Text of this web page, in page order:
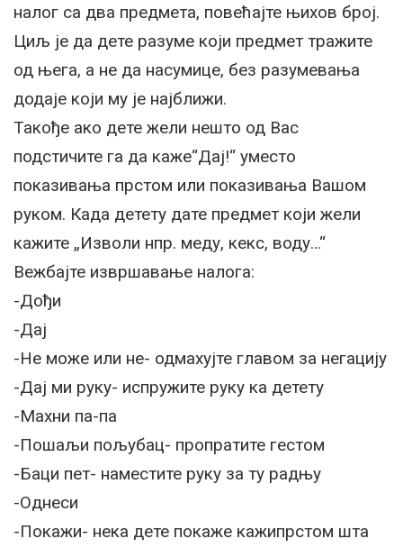
налог са два предмета, повећајте њихов број.
Циљ је да дете разуме који предмет тражите
од њега, а не да насумице, без разумевања
додаје који му је најближи.
Такође ако дете жели нешто од Вас
подстичите га да каже“Дај!“ уместо
показивања прстом или показивања Вашом
руком. Када детету дате предмет који жели
кажите „Изволи нпр. меду, кекс, воду…“
Вежбајте извршавање налога:
-Дођи
-Дај
-Не може или не- одмахујте главом за негацију
-Дај ми руку- испружите руку ка детету
-Махни па-па
-Пошаљи пољубац- пропратите гестом
-Баци пет- наместите руку за ту радњу
-Однеси
-Покажи- нека дете покаже кажипрстом шта